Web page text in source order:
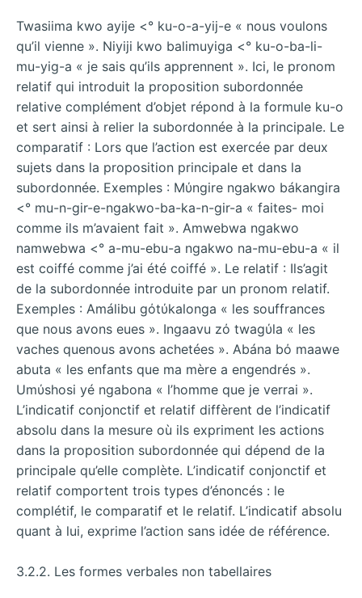
Twasiima kwo ayije <° ku-o-a-yij-e « nous voulons
qu’il vienne ». Niyiji kwo balimuyiga <° ku-o-ba-li-
mu-yig-a « je sais qu’ils apprennent ». Ici, le pronom
relatif qui introduit la proposition subordonnée
relative complément d’objet répond à la formule ku-o
et sert ainsi à relier la subordonnée à la principale. Le
comparatif : Lors que l’action est exercée par deux
sujets dans la proposition principale et dans la
subordonnée. Exemples : Mύngire ngakwo bákangira
<° mu-n-gir-e-ngakwo-ba-ka-n-gir-a « faites- moi
comme ils m’avaient fait ». Amwebwa ngakwo
namwebwa <° a-mu-ebu-a ngakwo na-mu-ebu-a « il
est coiffé comme j’ai été coiffé ». Le relatif : Ils’agit
de la subordonnée introduite par un pronom relatif.
Exemples : Amálibu gόtύkalonga « les souffrances
que nous avons eues ». Ingaavu zό twagύla « les
vaches quenous avons achetées ». Abána bό maawe
abuta « les enfants que ma mère a engendrés ».
Umύshosi yé ngabona « l’homme que je verrai ».
L’indicatif conjonctif et relatif diffèrent de l’indicatif
absolu dans la mesure où ils expriment les actions
dans la proposition subordonnée qui dépend de la
principale qu’elle complète. L’indicatif conjonctif et
relatif comportent trois types d’énoncés : le
complétif, le comparatif et le relatif. L’indicatif absolu
quant à lui, exprime l’action sans idée de référence.
3.2.2. Les formes verbales non tabellaires